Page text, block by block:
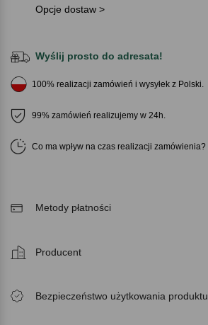
Opcje dostaw >
Wyślij prosto do adresata!
100% realizacji zamówień i wysyłek z Polski.
99% zamówień realizujemy w 24h.
Co ma wpływ na czas realizacji zamówienia
Metody płatności
Producent
Bezpieczeństwo użytkowania produktu